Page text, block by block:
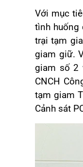
Với mục
tình huống
trại tạm
giam giữ.
giam số 2
CNCH
tạm giam
Cảnh sát